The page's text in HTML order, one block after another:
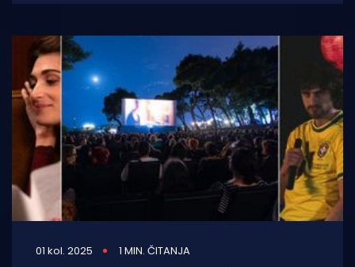
svrhe.
01 kol. 2025 1 MIN. ČITANJA